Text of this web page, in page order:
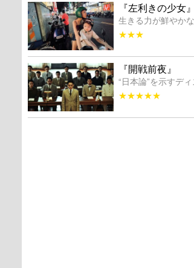
『左利きの少女』
生きる力が鮮やか
★★★
『開戦前夜』
“日本論”を示すデ
★★★★★